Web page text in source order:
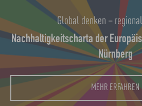
Nachhaltigkeitscharta der
Nürnberg
Global denken –
MEHR ERFAHREN